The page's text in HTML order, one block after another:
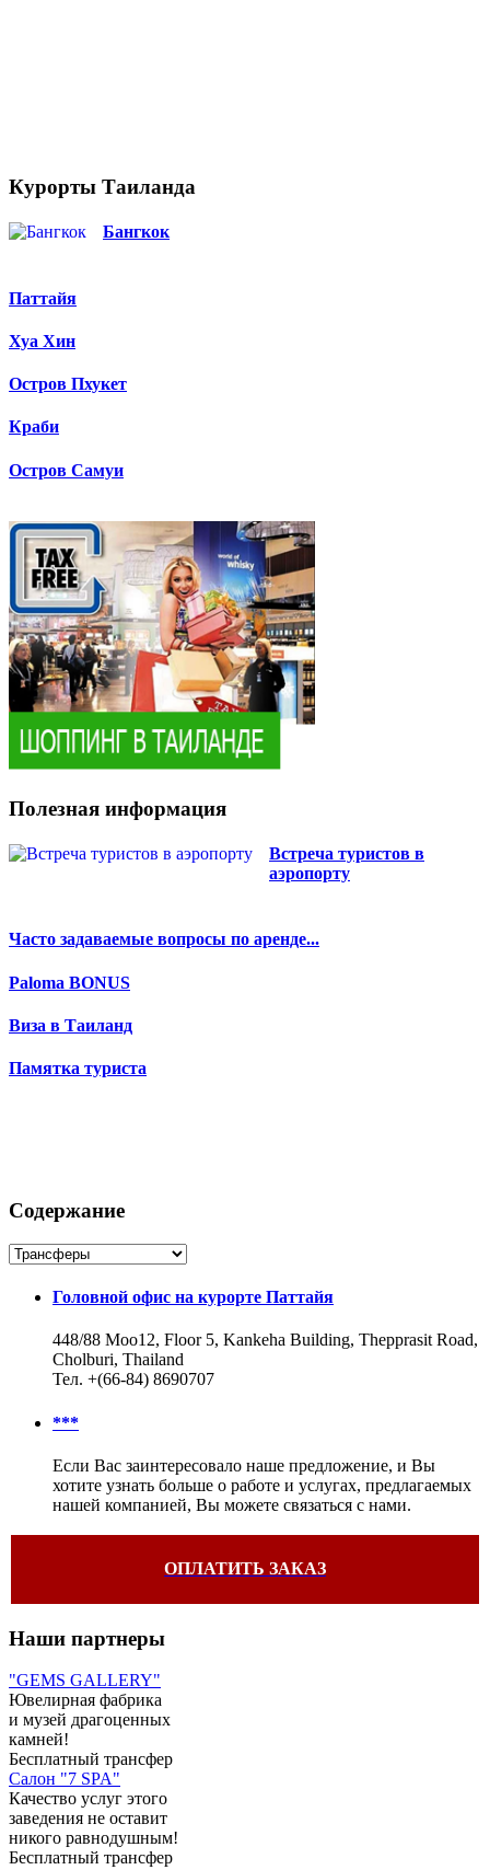
Курорты Таиланда
Бангкок
Паттайя
Хуа Хин
Остров Пхукет
Краби
Остров Самуи
Полезная информация
Встреча туристов в
аэропорту
Часто задаваемые вопросы по аренде...
Paloma BONUS
Виза в Таиланд
Памятка туриста
Содержание
Головной офис на курорте Паттайя
448/88 Moo12, Floor 5, Kankeha Building, Thepprasit Road,
Cholburi, Thailand
Тел. +(66-84) 8690707
***
Если Вас заинтересовало наше предложение, и Вы
хотите узнать больше о работе и услугах, предлагаемых
нашей компанией, Вы можете связаться с нами.
ОПЛАТИТЬ ЗАКАЗ
Наши партнеры
"GEMS GALLERY"
Ювелирная фабрика
и музей драгоценных
камней!
Бесплатный трансфер
Салон "7 SPA"
Качество услуг этого
заведения не оставит
никого равнодушным!
Бесплатный трансфер